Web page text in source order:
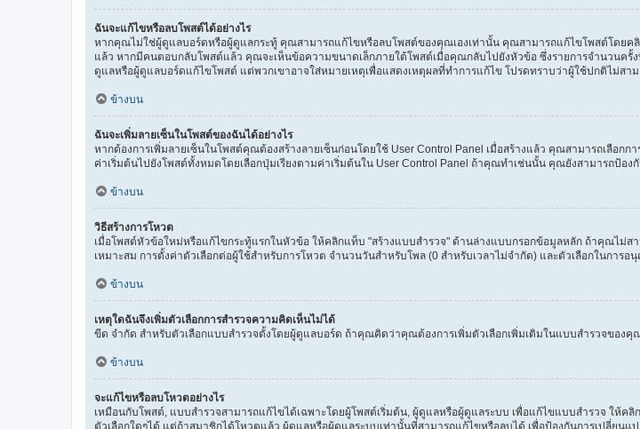
ฉันจะแก้ไขหรือลบโพสต์ได้อย่างไร
หากคุณไม่ใช่ผู้ดูแลบอร์ดหรือผู้ดูแลกระทู้ คุณสามารถแก้ไขหรือลบโพสต์ของคุณเองเท่านั้น คุณสามารถแก้ไขโพสต์โดยค
แล้ว หากมีคนตอบกลับโพสต์แล้ว คุณจะเห็นข้อความขนาดเล็กภายใต้โพสต์เมื่อคุณกลับไปยังหัวข้อ ซึ่งรายการจำนวนค
ดูแลหรือผู้ดูแลบอร์ดแก้ไขโพสต์ แต่พวกเขาอาจใส่หมายเหตุเพื่อแสดงเหตุผลที่ทำการแก้ไข โปรดทราบว่าผู้ใช้ปกติไม่สา
ข้างบน
ฉันจะเพิ่มลายเซ็นในโพสต์ของฉันได้อย่างไร
หากต้องการเพิ่มลายเซ็นในโพสต์คุณต้องสร้างลายเซ็นก่อนโดยใช้ User Control Panel เมื่อสร้างแล้ว คุณสามารถเลือกกา
ค่าเริ่มต้นไปยังโพสต์ทั้งหมดโดยเลือกปุ่มเรียงตามค่าเริ่มต้นใน User Control Panel ถ้าคุณทำเช่นนั้น คุณยังสามารถป้อง
ข้างบน
วิธีสร้างการโหวต
เมื่อโพสต์หัวข้อใหม่หรือแก้ไขกระทู้แรกในหัวข้อ ให้คลิกแท็บ "สร้างแบบสำรวจ" ด้านล่างแบบกรอกข้อมูลหลัก ถ้าคุณไม่
เหมาะสม การตั้งค่าตัวเลือกต่อผู้ใช้สำหรับการโหวต จำนวนวันสำหรับโพล (0 สำหรับเวลาไม่จำกัด) และตัวเลือกในการอ
ข้างบน
เหตุใดฉันจึงเพิ่มตัวเลือกการสำรวจความคิดเห็นไม่ได้
ขีด จำกัด สำหรับตัวเลือกแบบสำรวจตั้งโดยผู้ดูแลบอร์ด ถ้าคุณคิดว่าคุณต้องการเพิ่มตัวเลือกเพิ่มเติมในแบบสำรวจขอ
ข้างบน
จะแก้ไขหรือลบโหวตอย่างไร
เหมือนกับโพสต์, แบบสำรวจสามารถแก้ไขได้เฉพาะโดยผู้โพสต์เริ่มต้น, ผู้ดูแลหรือผู้ดูแลระบบ เพื่อแก้ไขแบบสำรวจ ให้
ตัวเลือกใดๆได้ แต่ถ้าสมาชิกได้โหวตแล้ว ผู้ดูแลหรือผู้ดูแลระบบเท่านั้นที่สามารถแก้ไขหรือลบได้ เพื่อป้องกันการเปลี่ยนแป